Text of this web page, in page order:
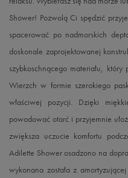
Shower! Pozwolą Ci spędzić
spacerować po nadmorskich
doskonale zaprojektowanej
szybkoschnącego materiału,
Wierzch w formie szerokiego
właściwej pozycji. Dzięki
powodować otarć i przyjemnie
zwiększa uczucie komfortu
Adilette Shower osadzono na
wykonana została z